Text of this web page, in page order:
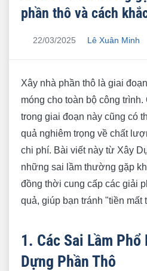
phần thô và cách
22/03/2025 Lê Xuân Minh
Xây nhà phần thô là giai
móng cho toàn bộ công
trong giai đoạn này cũng có
quả nghiêm trọng về chất
chi phí. Bài viết này từ Xây
những sai lầm thường gặp
đồng thời cung cấp các giải
quả, giúp bạn tránh "tiền mất
1. Các Sai Lầm
Dựng Phần Thô